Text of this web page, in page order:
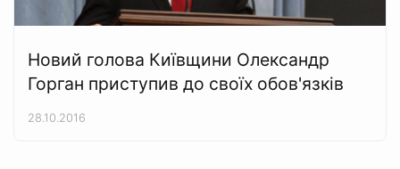
Новий голова Київщини Олександр
Горган приступив до своїх обов'язків
28.10.2016